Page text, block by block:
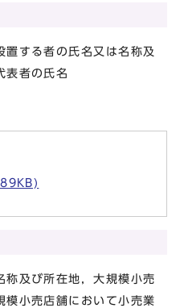
置する者の氏名又は名称及
表者の氏名
称及び所在地，大規模小売
模小売店舗において小売業